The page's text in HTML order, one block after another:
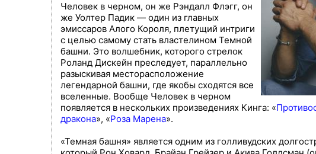
Человек в черном, он же Рэндалл Флэгг, он
же Уолтер Падик — один из главных
эмиссаров Алого Короля, плетущий интриги
с целью самому стать властелином Темной
башни. Это волшебник, которого стрелок
Роланд Дискейн преследует, параллельно
разыскивая месторасположение
легендарной башни, где якобы сходятся все
вселенные. Вообще Человек в черном
появляется в нескольких произведениях Кинга: «
дракона», «Роза Марена».
«Темная башня» является одним из голливудских